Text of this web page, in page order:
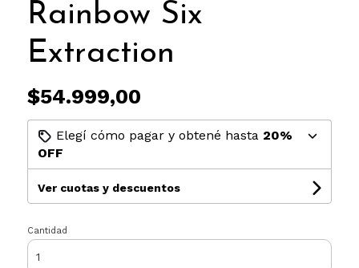
Rainbow Six
Extraction
$54.999,00
Elegí cómo pagar y obtené hasta 20%
OFF
Ver cuotas y descuentos
Cantidad